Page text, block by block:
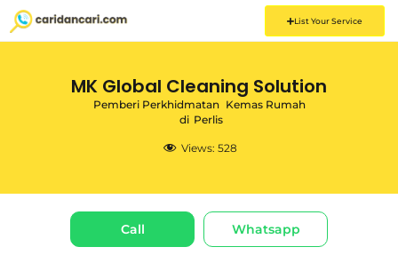
List Your Service
MK Global Cleaning Solution
Pemberi Perkhidmatan Kemas Rumah
di Perlis
Views: 528
Call Whatsapp